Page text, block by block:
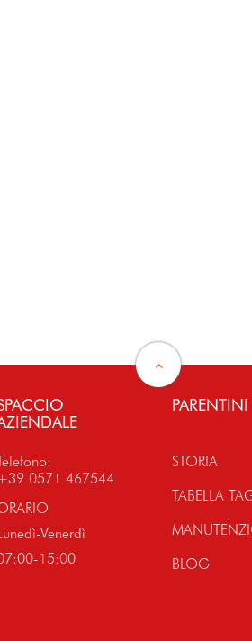
0571 467544
Venerdì
15:00
PARENTINI
STORIA
TABELLA
BLOG